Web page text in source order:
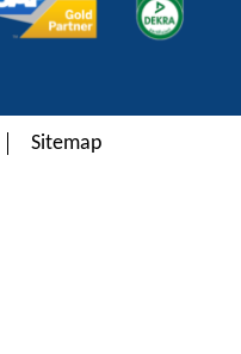
Sitemap